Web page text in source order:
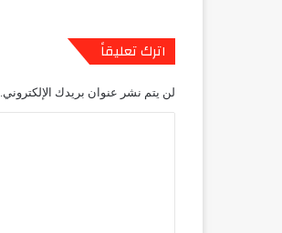
اترك تعليقاً
لن يتم نشر عنوان بريدك الإلكتروني.